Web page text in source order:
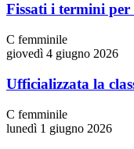
Fissati i termini
C femminile
giovedì 4 giugno 2026
Ufficializzata la
C femminile
lunedì 1 giugno 2026